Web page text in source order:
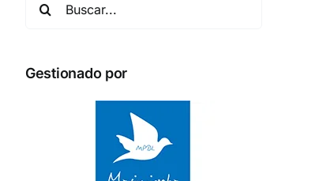
Gestionado por